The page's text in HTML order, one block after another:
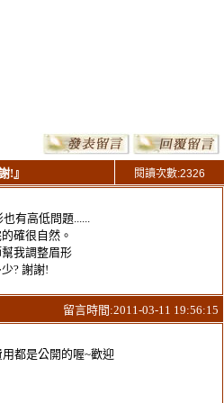
!』 閱讀次數:2326
有高低問題......
確很自然。
我調整眉形
? 謝謝!
留言時間:2011-03-11 19:56:15
都是公開的喔~歡迎